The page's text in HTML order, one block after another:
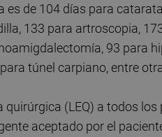
es de 104 días para
133 para artroscopia,
93 para
túnel carpiano, entre
quirúrgica (LEQ) a todos
aceptado por el